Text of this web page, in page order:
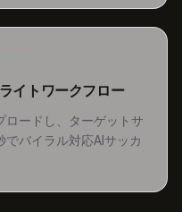
イトワークフロー
ロードし、ターゲットサ
バイラル対応AIサッカ